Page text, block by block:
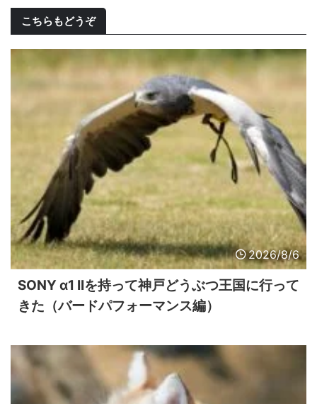
こちらもどうぞ
2026/8/6
SONY α1 IIを持って神戸どうぶつ王国に行って
きた（バードパフォーマンス編）